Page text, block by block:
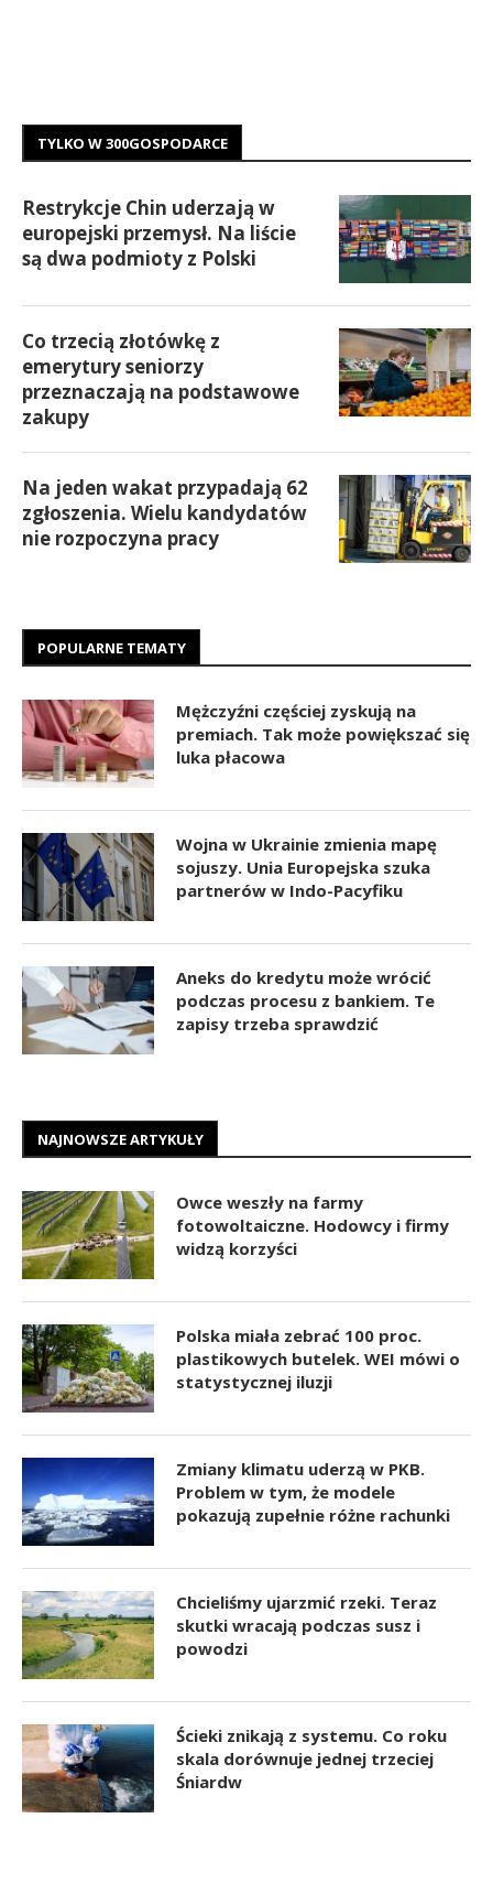
TYLKO W 300GOSPODARCE
Restrykcje Chin uderzają w
europejski przemysł. Na liście
są dwa podmioty z Polski
Co trzecią złotówkę z
emerytury seniorzy
przeznaczają na podstawowe
zakupy
Na jeden wakat przypadają 62
zgłoszenia. Wielu kandydatów
nie rozpoczyna pracy
POPULARNE TEMATY
Mężczyźni częściej zyskują na
premiach. Tak może powiększać się
luka płacowa
Wojna w Ukrainie zmienia mapę
sojuszy. Unia Europejska szuka
partnerów w Indo-Pacyfiku
Aneks do kredytu może wrócić
podczas procesu z bankiem. Te
zapisy trzeba sprawdzić
NAJNOWSZE ARTYKUŁY
Owce weszły na farmy
fotowoltaiczne. Hodowcy i firmy
widzą korzyści
Polska miała zebrać 100 proc.
plastikowych butelek. WEI mówi o
statystycznej iluzji
Zmiany klimatu uderzą w PKB.
Problem w tym, że modele
pokazują zupełnie różne rachunki
Chcieliśmy ujarzmić rzeki. Teraz
skutki wracają podczas susz i
powodzi
Ścieki znikają z systemu. Co roku
skala dorównuje jednej trzeciej
Śniardw